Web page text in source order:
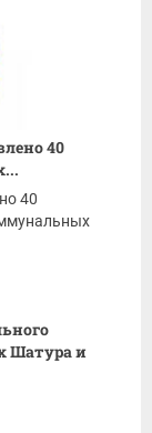
40
40
Шатура и